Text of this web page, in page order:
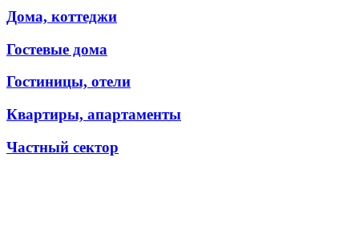
Дома, коттеджи
Гостевые дома
Гостиницы, отели
Квартиры, апартаменты
Частный сектор